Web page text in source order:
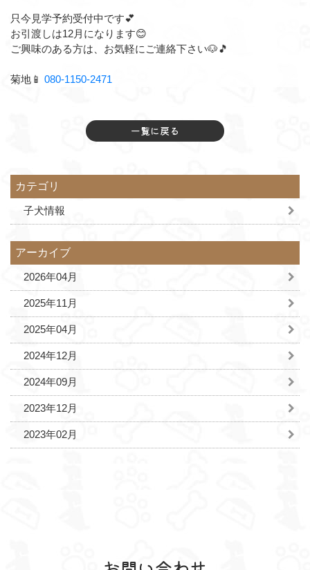
カテゴリ
子犬情報
アーカイブ
2026年04月
2025年11月
2025年04月
2024年12月
2024年09月
2023年12月
2023年02月
只今見学予約受付中です💕
お引渡しは12月になります😊
ご興味のある方は、お気軽にご連絡下さい🐶🎵⁡⁡
菊地⁡📱 080-1150-2471
一覧に戻る